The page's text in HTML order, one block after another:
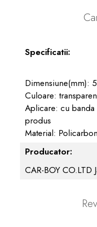
Specificatii:
Dimensiune(mm):
Culoare:
Aplicare: cu
produs
Material:
Producator:
CAR-BOY CO.LTD